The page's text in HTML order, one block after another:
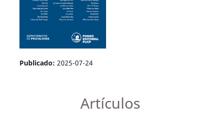
Publicado: 2025-07-24
Artículos